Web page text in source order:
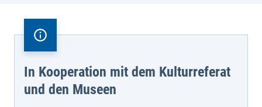
In Kooperation mit dem Kulturreferat
und den Museen